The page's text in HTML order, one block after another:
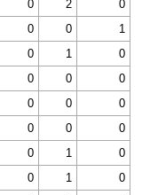
0 2
0
0 0
1
0 1
0
0 0
0
0 0
0
0 0
0
0 1
0
0 1
0